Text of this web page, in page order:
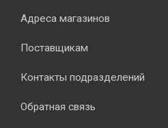
Адреса магазинов
Поставщикам
Контакты подразделений
Обратная связь